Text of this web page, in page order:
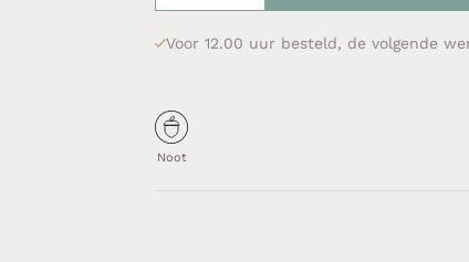
Voor 12.00 uur besteld, de volgende
Noot